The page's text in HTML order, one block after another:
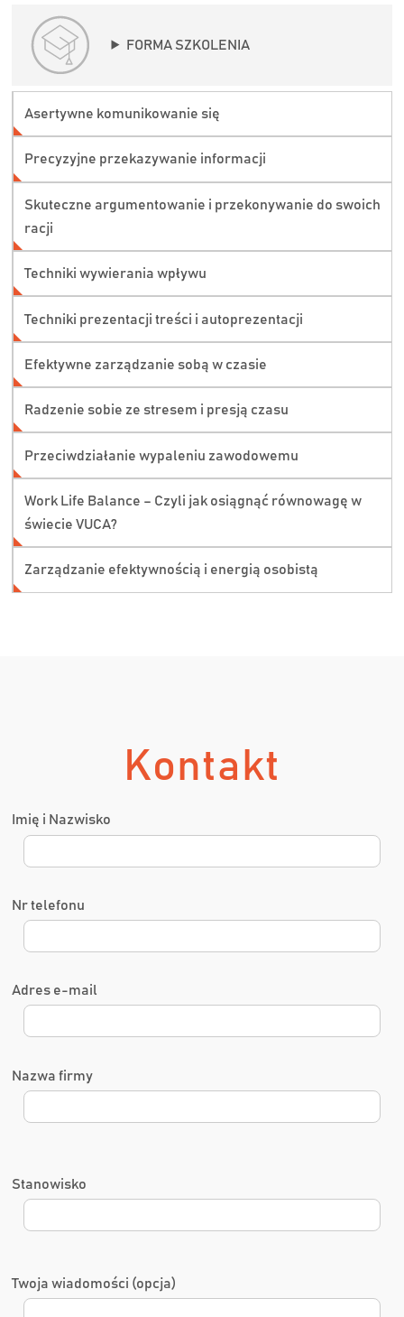
FORMA SZKOLENIA
Asertywne komunikowanie się
Precyzyjne przekazywanie informacji
Skuteczne argumentowanie i przekonywanie do swoich
racji
Techniki wywierania wpływu
Techniki prezentacji treści i autoprezentacji
Efektywne zarządzanie sobą w czasie
Radzenie sobie ze stresem i presją czasu
Przeciwdziałanie wypaleniu zawodowemu
Work Life Balance – Czyli jak osiągnąć równowagę w
świecie VUCA?
Zarządzanie efektywnością i energią osobistą
Kontakt
Imię i Nazwisko
Nr telefonu
Adres e-mail
Nazwa firmy
Stanowisko
Twoja wiadomości (opcja)